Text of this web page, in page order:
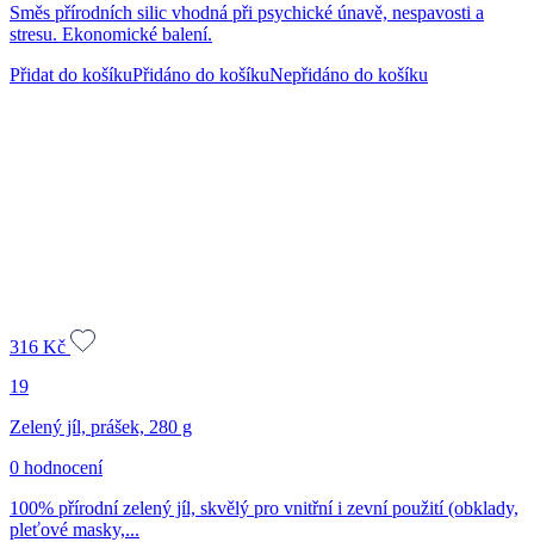
Směs přírodních silic vhodná při psychické únavě, nespavosti a
stresu. Ekonomické balení.
Přidat do košíkuPřidáno do košíkuNepřidáno do košíku
316 Kč
19
Zelený jíl, prášek, 280 g
0 hodnocení
100% přírodní zelený jíl, skvělý pro vnitřní i zevní použití (obklady,
pleťové masky,...